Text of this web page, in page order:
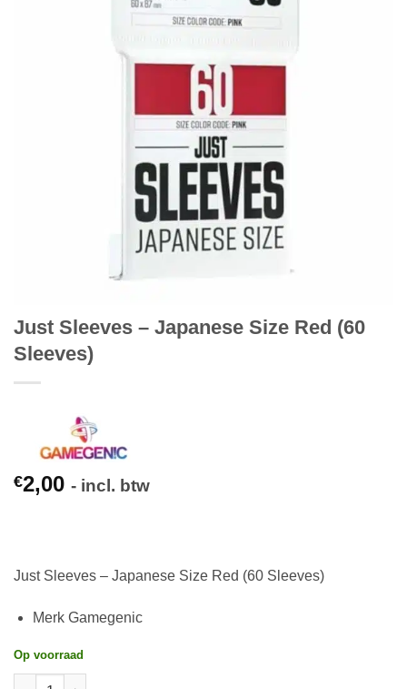
Just Sleeves – Japanese Size Red (60
Sleeves)
€2,00 - incl. btw
Just Sleeves – Japanese Size Red (60 Sleeves)
Merk Gamegenic
Op voorraad